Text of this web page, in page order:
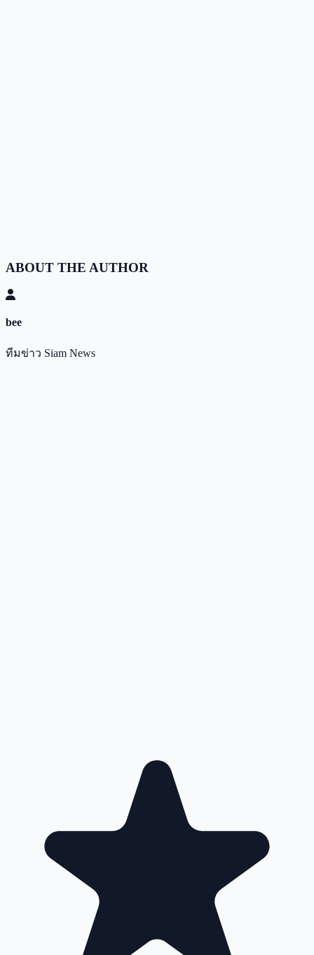
ABOUT THE AUTHOR
bee
ทีมข่าว Siam News